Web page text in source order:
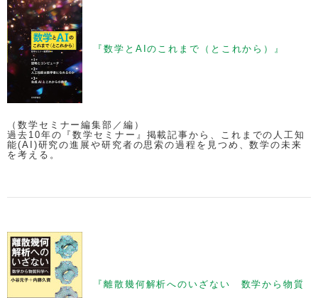
『数学とAIのこれまで（とこれから）』
（数学セミナー編集部／編）
過去10年の『数学セミナー』掲載記事から、これまでの人工知
能(AI)研究の進展や研究者の思索の過程を見つめ、数学の未来
を考える。
『離散幾何解析へのいざない 数学から物質